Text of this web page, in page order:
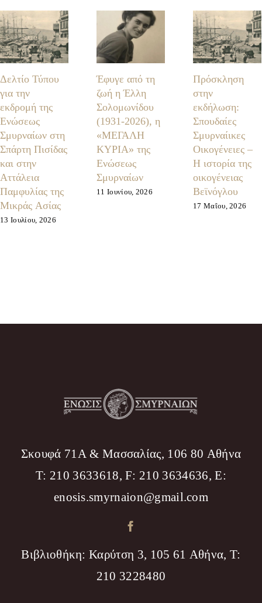
Δελτίο Τύπου
για την
εκδρομή της
Ενώσεως
Σμυρναίων στη
Σπάρτη Πισίδας
και στην
Αττάλεια
Παμφυλίας της
Μικράς Ασίας
13 Ιουλίου, 2026
Έφυγε από τη
ζωή η Έλλη
Σολομωνίδου
(1931-2026), η
«ΜΕΓΑΛΗ
ΚΥΡΙΑ» της
Ενώσεως
Σμυρναίων
11 Ιουνίου, 2026
Πρόσκληση
στην
εκδήλωση:
Σπουδαίες
Σμυρναίικες
Οικογένειες –
Η ιστορία της
οικογένειας
Βεϊνόγλου
17 Μαΐου, 2026
Σκουφά 71Α & Μασσαλίας, 106 80 Αθήνα
T: 210 3633618, F: 210 3634636, Ε:
enosis.smyrnaion@gmail.com
Βιβλιοθήκη: Καρύτση 3, 105 61 Αθήνα, T:
210 3228480